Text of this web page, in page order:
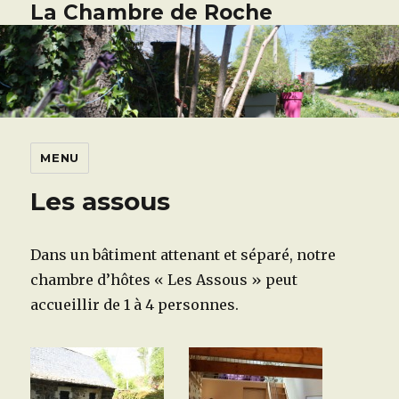
La Chambre de Roche
MENU
Les assous
Dans un bâtiment attenant et séparé, notre
chambre d’hôtes « Les Assous » peut
accueillir de 1 à 4 personnes.